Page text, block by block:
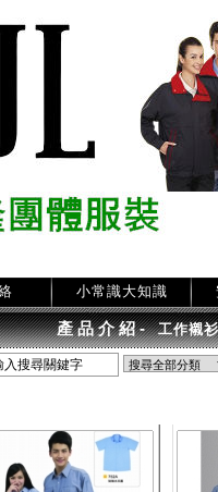
小常識大知識
產品介紹- 工作襯衫